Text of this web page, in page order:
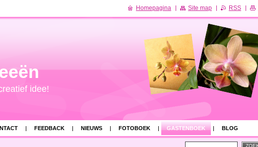
idee!
FEEDBACK NIEUWS FOTOBOEK GASTENBOEK BLOG
VRAGEN
Homepagina Site map RSS